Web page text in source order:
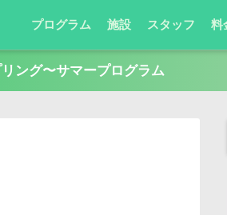
プログラム 施設 スタッフ 料
ング〜サマープログラム